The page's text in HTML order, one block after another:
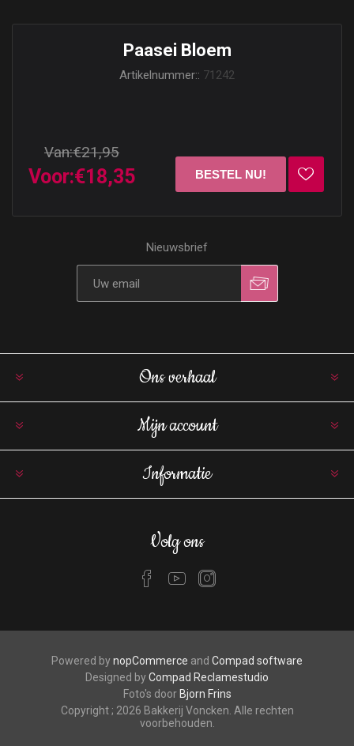
Paasei Bloem
Artikelnummer:: 71242
Van:€21,95
Voor:€18,35
Nieuwsbrief
Ons verhaal
Mijn account
Informatie
Volg ons
Powered bynopCommerce and Compad software
Designed byCompad Reclamestudio
Foto's door Bjorn Frins
Copyright ; 2026 Bakkerij Voncken. Alle rechten
voorbehouden.